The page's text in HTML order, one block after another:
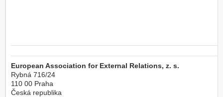
European Association for External Relations, z. s.
Rybná 716/24
110 00 Praha
Česká republika